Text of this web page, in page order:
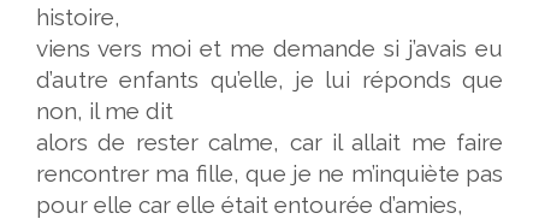
histoire,
viens vers moi et me demande si j’avais eu
d’autre enfants qu’elle, je lui réponds que
non, il me dit
alors de rester calme, car il allait me faire
rencontrer ma fille, que je ne m’inquiète pas
pour elle car elle était entourée d’amies,